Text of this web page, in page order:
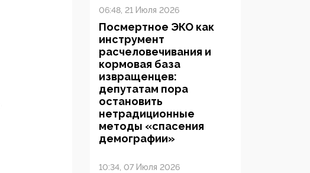
06:48, 21 Июля 2026
Посмертное ЭКО как
инструмент
расчеловечивания и
кормовая база
извращенцев:
депутатам пора
остановить
нетрадиционные
методы «спасения
демографии»
10:34, 07 Июля 2026